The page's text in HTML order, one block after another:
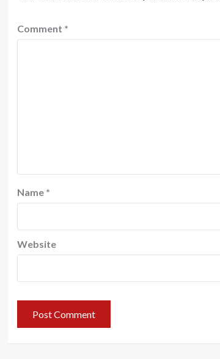
Comment *
Name *
Website